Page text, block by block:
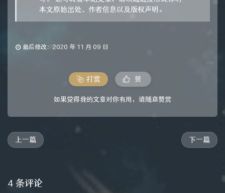
本文原始出处、作者信息以及版权声明。
最后修改：2020 年 11 月 09 日
打赏 赞
如果觉得我的文章对你有用，请随意赞赏
下一篇
上一篇
4 条评论